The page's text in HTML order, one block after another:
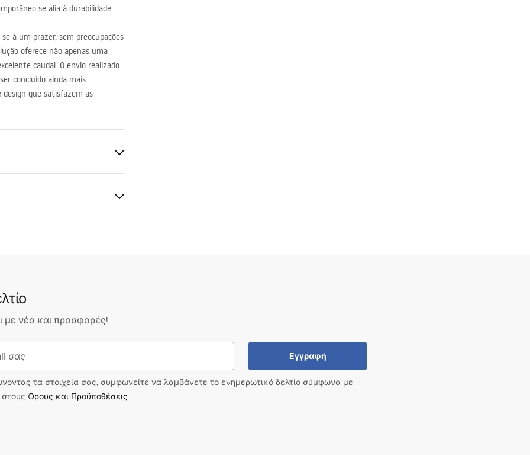
se alia à durabilidade.
á um prazer, sem preocupações
oferece não apenas uma
caudal. O envio realizado
concluído ainda mais
design que satisfazem as
με νέα και προσφορές!
Εγγραφή
τα στοιχεία σας, συμφωνείτε να λαμβάνετε το ενημερωτικό δελτίο σύμφωνα με
στους Όρους και Προϋποθέσεις.